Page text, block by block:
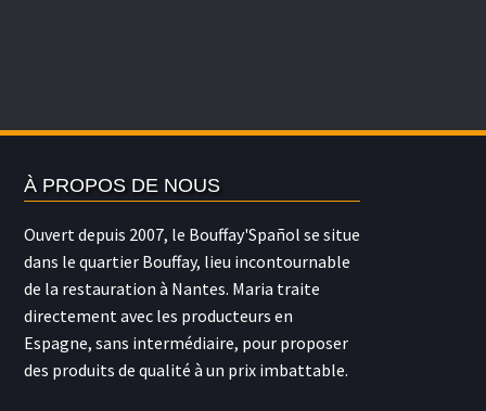
être
sur
page
du
produit
être
page
du
produit
être
À PROPOS DE NOUS
Ouvert depuis 2007, le Bouffay'Spañol se situe
dans le quartier Bouffay, lieu incontournable
de la restauration à Nantes. Maria traite
directement avec les producteurs en
Espagne, sans intermédiaire, pour proposer
des produits de qualité à un prix imbattable.